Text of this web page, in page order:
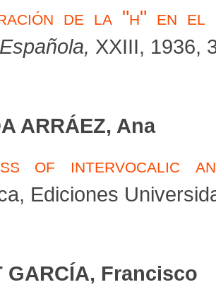
de la "h" en el
XXIII, 1936,
ARRÁEZ, Ana
of intervocalic
Ediciones
GARCÍA, Francisco